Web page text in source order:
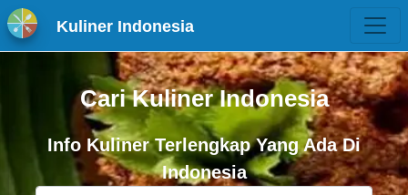
Kuliner Indonesia
Cari Kuliner Indonesia
Info Kuliner Terlengkap Yang Ada Di
Indonesia